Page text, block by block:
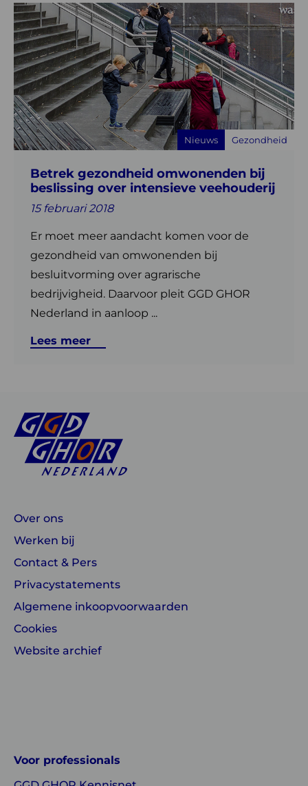
Betrek gezondheid omwonenden bij
beslissing over intensieve veehouderij
15 februari 2018
Er moet meer aandacht komen voor de
gezondheid van omwonenden bij
besluitvorming over agrarische
bedrijvigheid. Daarvoor pleit GGD GHOR
Nederland in aanloop ...
Lees meer
Nieuws Gezondheid
Lees
meer
over
Betrek
gezondheid
omwonenden
bij
beslissing
over
veehouderij
Over ons
Werken bij
Contact & Pers
Privacystatements
Algemene inkoopvoorwaarden
Cookies
Website archief
GHOR
GHOR
Voor professionals